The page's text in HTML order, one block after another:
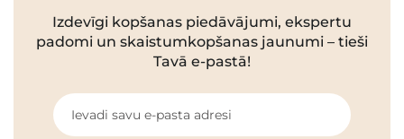
Izdevīgi kopšanas piedāvājumi, ekspertu
padomi un skaistumkopšanas jaunumi – tieši
Tavā e-pastā!
Ievadi savu e-pasta adresi